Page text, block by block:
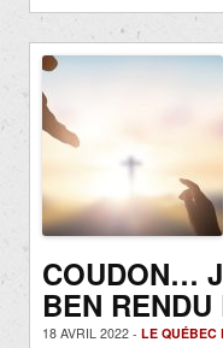
COUDON…
BEN
18 AVRIL 2022 - LE QUÉBEC